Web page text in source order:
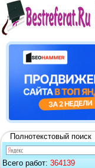
Полнотекстовый поиск
Всего работ: 364139